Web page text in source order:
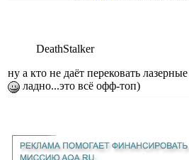
DeathStalker
ну а кто не даёт перековать
ладно...это всё офф-топ)